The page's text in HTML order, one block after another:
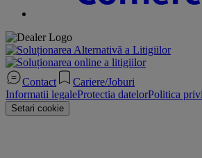
Contact
Cariere/Joburi
Informatii legaleProtectia datelorPolitica
Setari cookie